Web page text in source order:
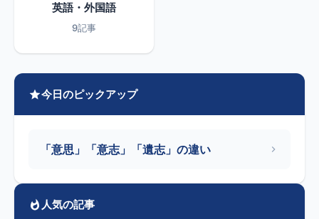
英語・外国語
9記事
今日のピックアップ
「意思」「意志」「遺志」の違い
人気の記事